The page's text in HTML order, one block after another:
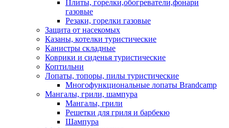
Плиты, горелки,обогреватели,фонари
газовые
Резаки, горелки газовые
Защита от насекомых
Казаны, котелки туристические
Канистры складные
Коврики и сиденья туристические
Коптильни
Лопаты, топоры, пилы туристические
Многофункциональные лопаты Brandcamp
Мангалы, грили, шампура
Мангалы, грили
Решетки для гриля и барбекю
Шампура